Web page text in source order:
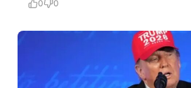
0 0